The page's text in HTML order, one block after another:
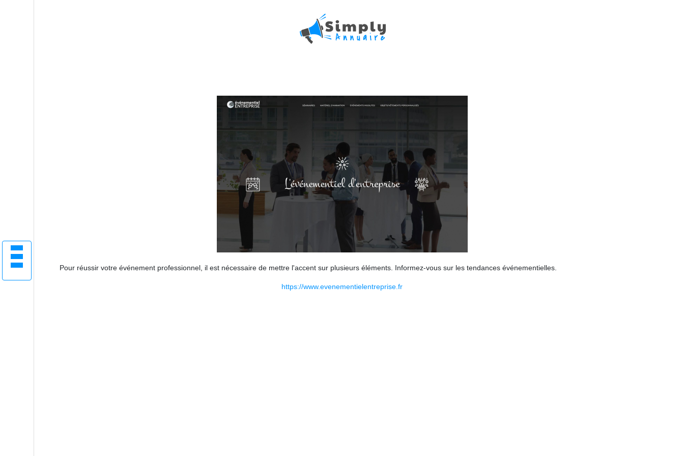
Réussir l’organisation de vos événements d’entreprise
Pour réussir votre événement professionnel, il est nécessaire de mettre l'accent sur plusieurs éléments. Informez-vous sur les tendances événementielles.
https://www.evenementielentreprise.fr